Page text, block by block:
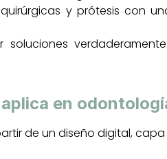
y prótesis con
en
de un diseño digital,